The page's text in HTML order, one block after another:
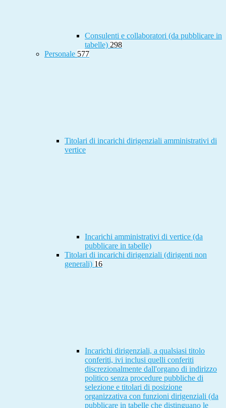
Consulenti e collaboratori (da pubblicare in
tabelle) 298
Personale 577
Titolari di incarichi dirigenziali amministrativi di
vertice
Incarichi amministrativi di vertice (da
pubblicare in tabelle)
Titolari di incarichi dirigenziali (dirigenti non
generali) 16
Incarichi dirigenziali, a qualsiasi titolo
conferiti, ivi inclusi quelli conferiti
discrezionalmente dall'organo di indirizzo
politico senza procedure pubbliche di
selezione e titolari di posizione
organizzativa con funzioni dirigenziali (da
pubblicare in tabelle che distinguano le